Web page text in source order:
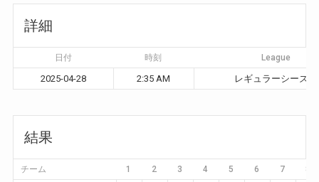
詳細
日付 時刻 League
2025-04-28 2:35 AM レギュラーシーズン
結果
チーム 1 2 3 4 5 6 7 8